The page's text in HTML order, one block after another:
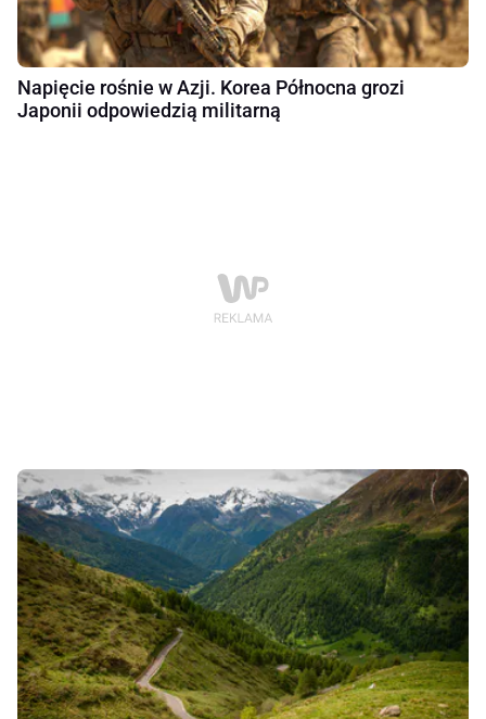
Napięcie rośnie w Azji. Korea Północna grozi
Japonii odpowiedzią militarną